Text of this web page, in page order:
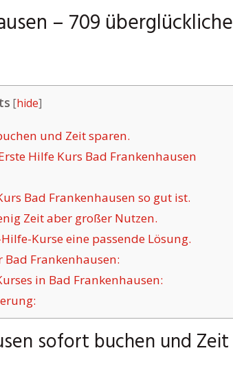
– 709 überglückliche
[hide]
und Zeit sparen.
Hilfe Kurs Bad Frankenhausen
Bad Frankenhausen so gut ist.
Zeit aber großer Nutzen.
Kurse eine passende Lösung.
Frankenhausen:
in Bad Frankenhausen:
sofort buchen und Zeit